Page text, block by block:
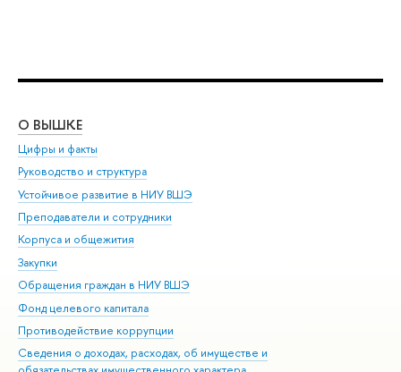
О ВЫШКЕ
Цифры и факты
Руководство и структура
Устойчивое развитие в НИУ ВШЭ
Преподаватели и сотрудники
Корпуса и общежития
Закупки
Обращения граждан в НИУ ВШЭ
Фонд целевого капитала
Противодействие коррупции
Сведения о доходах, расходах, об имуществе и